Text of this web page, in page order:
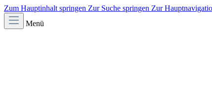
Zum Hauptinhalt springen Zur Suche springen Zur
Menü